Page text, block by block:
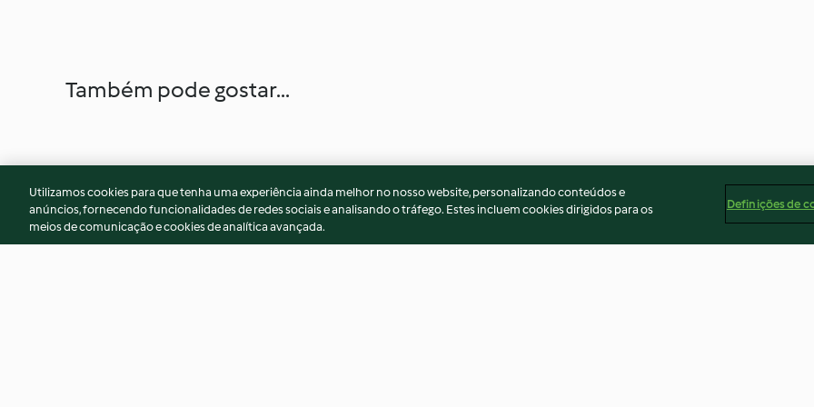
Também pode gostar...
Utilizamos cookies para que tenha uma experiência ainda melhor no nosso website, personalizando conteúdos e
anúncios, fornecendo funcionalidades de redes sociais e analisando o tráfego. Estes incluem cookies dirigidos para os
meios de comunicação e cookies de analítica avançada.
Definições de